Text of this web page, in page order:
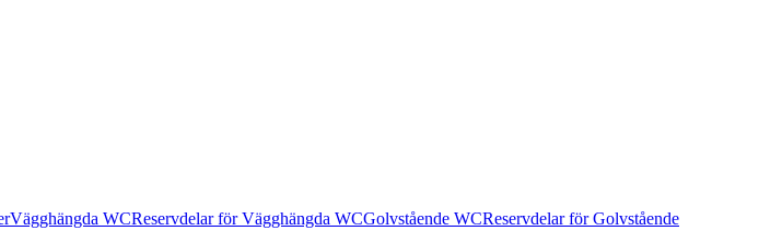
Vägghängda WCReservdelar för Vägghängda WCGolvstående WCReservdelar för Golvstående